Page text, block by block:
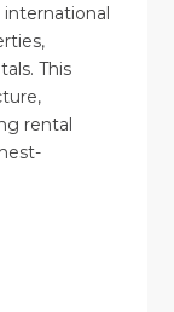
international
This
rental